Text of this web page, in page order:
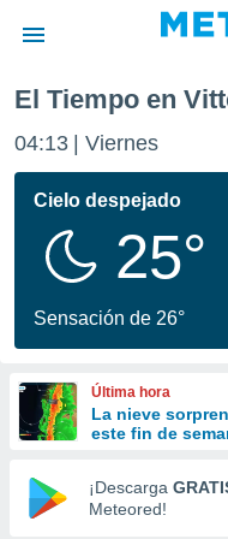
de
por
se
calidad.
a este
las
y
forma
digital
basada
El Tiempo en
04:13 Viernes
Cielo despejado
25°
Sensación de 26°
Última hora
La nieve
este fin de
¡Descarga
Meteored!